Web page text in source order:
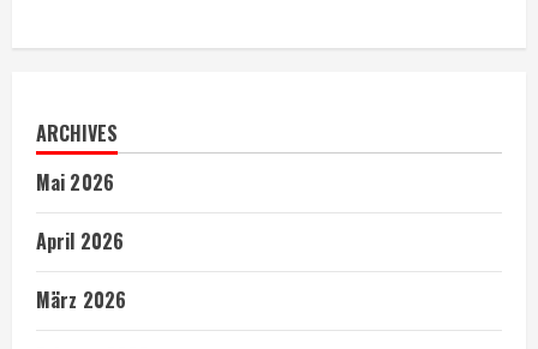
ARCHIVES
Mai 2026
April 2026
März 2026